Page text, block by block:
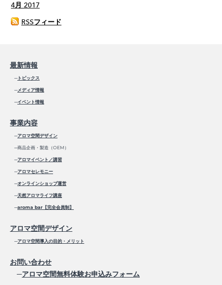
4月 2017
RSSフィード
最新情報
─トピックス
─メディア情報
─イベント情報
事業内容
─アロマ空間デザイン
─商品企画・製造（OEM）
─アロマイベント／講習
─アロマセレモニー
─オンラインショップ運営
─天然アロマライフ講座
─aroma bar【完全会員制】
アロマ空間デザイン
─アロマ空間導入の目的・メリット
お問い合わせ
─アロマ空間無料体験お申込みフォーム